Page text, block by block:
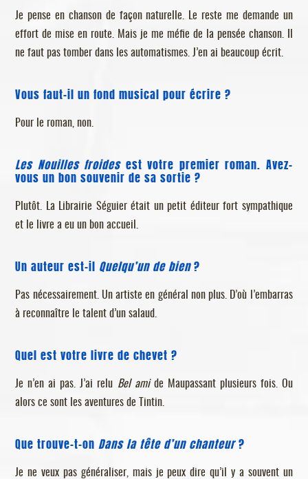
Je pense en chanson de façon naturelle. Le reste me demande un
effort de mise en route. Mais je me méfie de la pensée chanson. Il
ne faut pas tomber dans les automatismes. J’en ai beaucoup écrit.
Vous faut-il un fond musical pour écrire ?
Pour le roman, non.
Les Nouilles froidesest votre premier roman. Avez-
vous un bon souvenir de sa sortie ?
Plutôt. La Librairie Séguier était un petit éditeur fort sympathique
et le livre a eu un bon accueil.
Un auteur est-il Quelqu’un de bien?
Pas nécessairement. Un artiste en général non plus. D’où l’embarras
à reconnaître le talent d’un salaud.
Quel est votre livre de chevet ?
Je n’en ai pas. J’ai relu Bel amide Maupassant plusieurs fois. Ou
alors ce sont les aventures de Tintin.
Que trouve-t-onDans la tête d’un chanteur?
Je ne veux pas généraliser, mais je peux dire qu’il y a souvent un